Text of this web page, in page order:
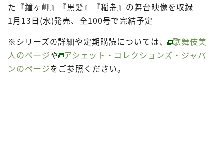
た『鐘ヶ岬』『黒髪』『稲舟』の舞台映像を収録
1月13日(水)発売、全100号で完結予定
※シリーズの詳細や定期購読については、
歌舞伎美
人のページや
アシェット・コレクションズ・ジャパ
ンのページをご参照ください。